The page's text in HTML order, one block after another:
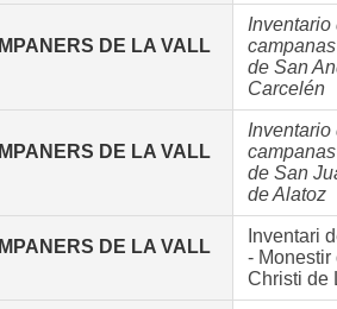
DE LA VALL
Inventario
de San
Carcelén
DE LA VALL
Inventario
de San
de Alatoz
DE LA VALL
Inventari
- Monestir
Christi de